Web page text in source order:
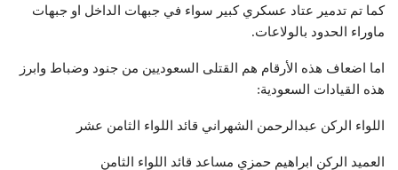
كما تم تدمير عتاد عسكري كبير سواء في جبهات الداخل او جبهات
ماوراء الحدود بالولاعات.
اما اضعاف هذه الأرقام هم القتلى السعوديين من جنود وضباط وابرز
هذه القيادات السعودية:
اللواء الركن عبدالرحمن الشهراني قائد اللواء الثامن عشر
العميد الركن ابراهيم حمزي مساعد قائد اللواء الثامن